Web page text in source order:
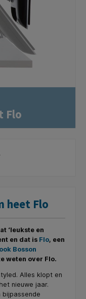
Flo
heet Flo
‘leukste en
en dat is Flo, een
Bosson
weten over Flo.
Alles klopt en
nieuwe jaar.
bijpassende